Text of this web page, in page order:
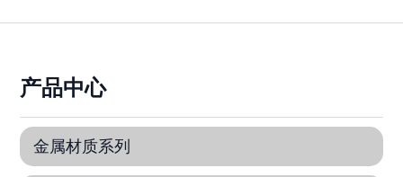
产品中心
金属材质系列